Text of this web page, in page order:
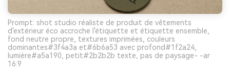
Prompt: shot studio réaliste de produit de vêtements
d'extérieur éco accroche l'étiquette et étiquette ensemble,
fond neutre propre, textures imprimées, couleurs
dominantes#3f4a3a et#6b6a53 avec profond#1f2a24,
lumière#a5a190, petit#2b2b2b texte, pas de paysage- -ar
16:9